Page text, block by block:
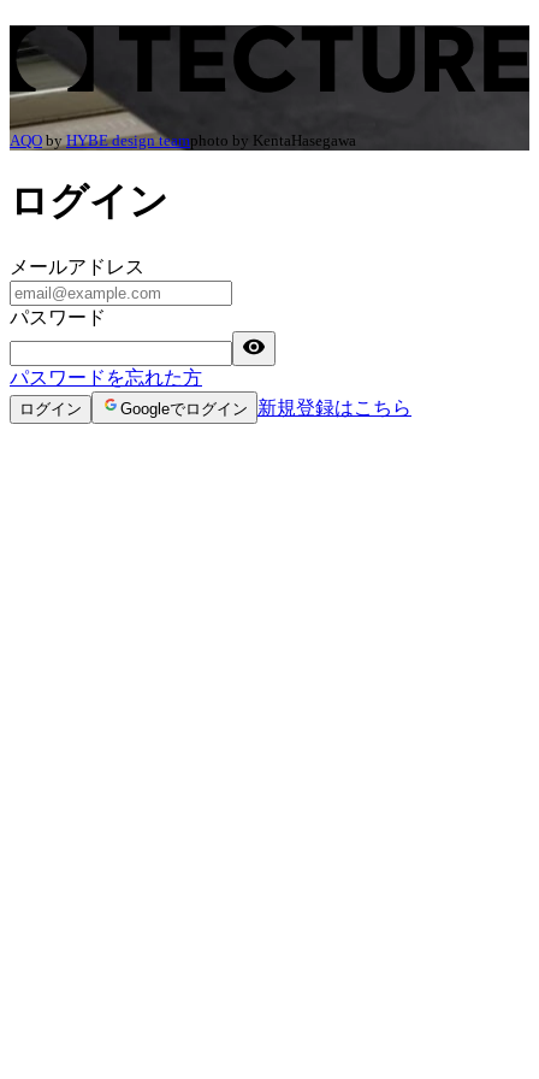
AQO by HYBE design teamphoto by KentaHasegawa
ログイン
メールアドレス
パスワード
パスワードを忘れた方
ログイン Googleでログイン 新規登録はこちら